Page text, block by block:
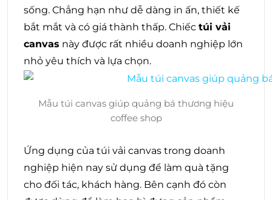
sống. Chẳng hạn như dễ dàng in ấn, thiết kế
bắt mắt và có giá thành thấp. Chiếc túi vải
canvas này được rất nhiều doanh nghiệp lớn
nhỏ yêu thích và lựa chọn.
Mẫu túi canvas giúp quảng bá thương hiệu
coffee shop
Ứng dụng của túi vải canvas trong doanh
nghiệp hiện nay sử dụng để làm quà tặng
cho đối tác, khách hàng. Bên cạnh đó còn